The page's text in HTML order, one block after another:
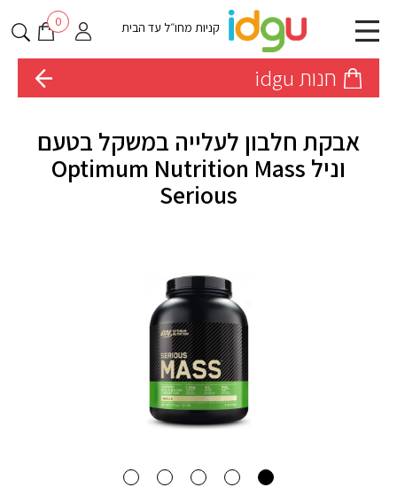
קניות מחו״ל עד הבית 0
חנות idgu
אבקת חלבון לעלייה במשקל בטעם
וניל Optimum Nutrition Mass
Serious